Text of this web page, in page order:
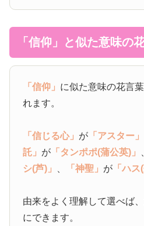
「信仰」と似た意味の
「信仰」 に似た意味の花言
れます。
「信じる心」 が 「アスター」
託」 が 「タンポポ(蒲公英)」
シ(芦)」
「神聖」 が 「ハス
由来をよく理解して選べば
にできます。